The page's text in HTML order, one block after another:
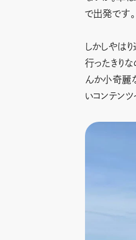
で出発です。
しかしやは
行ったきり
んか小奇麗
いコンテンツ